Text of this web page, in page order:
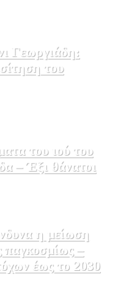
Γεωργιάδη:
του
του ιού του
– Έξι θάνατοι
η μείωση
παγκοσμίως –
έως το 2030